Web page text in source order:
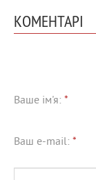
КОМЕНТАРІ
Ваше ім'я: *
Ваш e-mail: *